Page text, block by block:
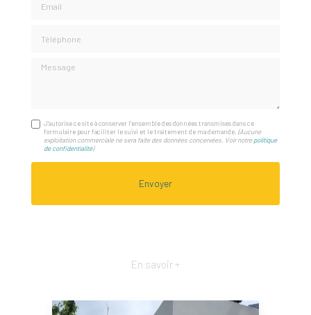
Message
J'autorise ce site à conserver l'ensemble des données transmises dans ce
formulaire pour faciliter le suivi et le traitement de ma demande.(Aucune
exploitation commerciale ne sera faite des données concervées. Voir notrepolitique
de confidentialité)
En savoir +